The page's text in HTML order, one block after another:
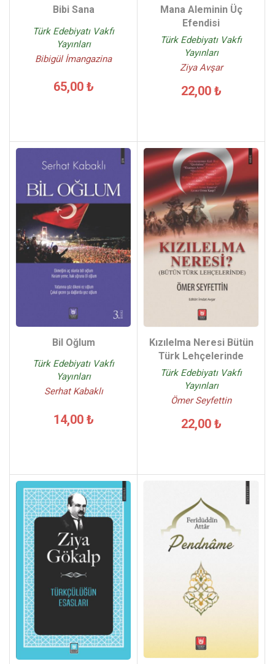
Bibi Sana
Türk Edebiyatı Vakfı
Yayınları
Bibigül İmangazina
65,00 ₺
Mana Aleminin Üç
Efendisi
Türk Edebiyatı Vakfı
Yayınları
Ziya Avşar
22,00 ₺
Bil Oğlum
Türk Edebiyatı Vakfı
Yayınları
Serhat Kabaklı
14,00 ₺
Kızılelma Neresi Bütün
Türk Lehçelerinde
Türk Edebiyatı Vakfı
Yayınları
Ömer Seyfettin
22,00 ₺